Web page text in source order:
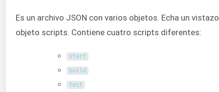
Es un archivo JSON con varios objetos. Echa un
objeto scripts. Contiene cuatro scripts diferentes:
start
build
test